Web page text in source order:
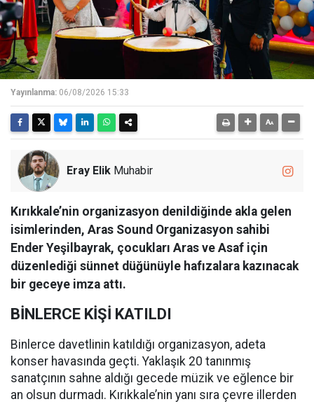
Yayınlanma: 06/08/2026 15:33
Eray Elik Muhabir
Kırıkkale’nin organizasyon denildiğinde akla gelen
isimlerinden, Aras Sound Organizasyon sahibi
Ender Yeşilbayrak, çocukları Aras ve Asaf için
düzenlediği sünnet düğünüyle hafızalara kazınacak
bir geceye imza attı.
BİNLERCE KİŞİ KATILDI
Binlerce davetlinin katıldığı organizasyon, adeta
konser havasında geçti. Yaklaşık 20 tanınmış
sanatçının sahne aldığı gecede müzik ve eğlence bir
an olsun durmadı. Kırıkkale’nin yanı sıra çevre illerden